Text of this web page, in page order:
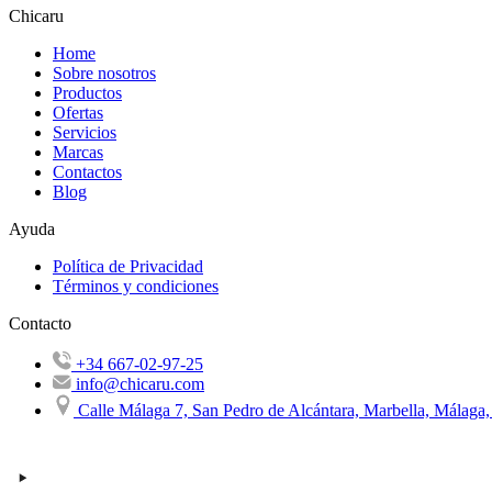
Chicaru
Home
Sobre nosotros
Productos
Ofertas
Servicios
Marcas
Contactos
Blog
Ayuda
Política de Privacidad
Términos y condiciones
Contacto
+34 667-02-97-25
info@chicaru.com
Calle Málaga 7, San Pedro de Alcántara, Marbella, Málaga,